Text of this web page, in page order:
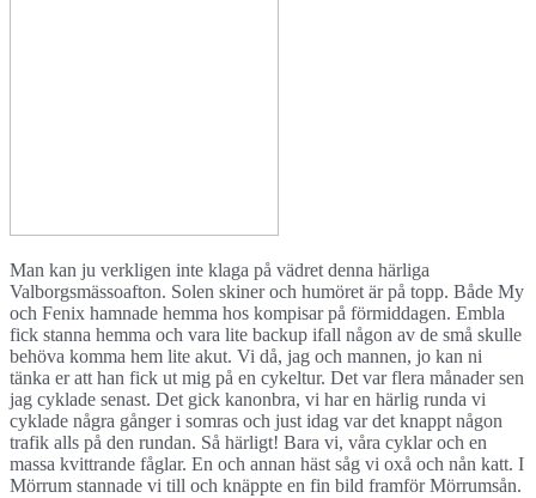
Man kan ju verkligen inte klaga på vädret denna härliga
Valborgsmässoafton. Solen skiner och humöret är på topp. Både My
och Fenix hamnade hemma hos kompisar på förmiddagen. Embla
fick stanna hemma och vara lite backup ifall någon av de små skulle
behöva komma hem lite akut. Vi då, jag och mannen, jo kan ni
tänka er att han fick ut mig på en cykeltur. Det var flera månader sen
jag cyklade senast. Det gick kanonbra, vi har en härlig runda vi
cyklade några gånger i somras och just idag var det knappt någon
trafik alls på den rundan. Så härligt! Bara vi, våra cyklar och en
massa kvittrande fåglar. En och annan häst såg vi oxå och nån katt. I
Mörrum stannade vi till och knäppte en fin bild framför Mörrumsån.